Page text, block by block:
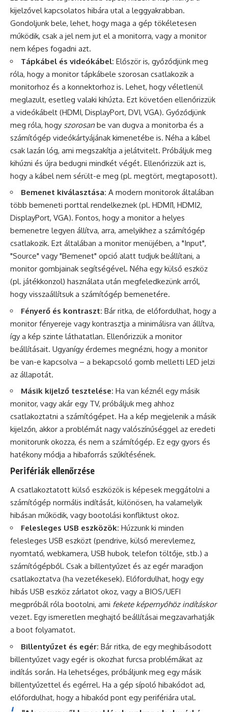
kijelzővel kapcsolatos hibára utal a leggyakrabban.
Gondoljunk bele, lehet, hogy maga a gép tökéletesen
működik, csak a jel nem jut el a monitorra, vagy a monitor
nem képes fogadni azt.
Tápkábel és videókábel: Először is, győződjünk meg
róla, hogy a monitor tápkábele szorosan csatlakozik a
monitorhoz és a konnektorhoz is. Lehet, hogy véletlenül
meglazult, esetleg valaki kihúzta. Ezt követően ellenőrizzük
a videókábelt (HDMI, DisplayPort, DVI, VGA). Győződjünk
meg róla, hogy szorosan be van dugva a monitorba és a
számítógép videókártyájának kimenetébe is. Néha a kábel
csak lazán lóg, ami megszakítja a jelátvitelt. Próbáljuk meg
kihúzni és újra bedugni mindkét végét. Ellenőrizzük azt is,
hogy a kábel nem sérült-e meg (pl. megtört, megtaposott).
Bemenet kiválasztása: A modern monitorok általában
több bemeneti porttal rendelkeznek (pl. HDMI1, HDMI2,
DisplayPort, VGA). Fontos, hogy a monitor a helyes
bemenetre legyen állítva, arra, amelyikhez a számítógép
csatlakozik. Ezt általában a monitor menüjében, a "Input",
"Source" vagy "Bemenet" opció alatt tudjuk beállítani, a
monitor gombjainak segítségével. Néha egy külső eszköz
(pl. játékkonzol) használata után megfeledkezünk arról,
hogy visszaállítsuk a számítógép bemenetére.
Fényerő és kontraszt: Bár ritka, de előfordulhat, hogy a
monitor fényereje vagy kontrasztja a minimálisra van állítva,
így a kép szinte láthatatlan. Ellenőrizzük a monitor
beállításait. Ugyanígy érdemes megnézni, hogy a monitor
be van-e kapcsolva – a bekapcsoló gomb melletti LED jelzi
az állapotát.
Másik kijelző tesztelése: Ha van kéznél egy másik
monitor, vagy akár egy TV, próbáljuk meg ahhoz
csatlakoztatni a számítógépet. Ha a kép megjelenik a másik
kijelzőn, akkor a problémát nagy valószínűséggel az eredeti
monitorunk okozza, és nem a számítógép. Ez egy gyors és
hatékony módja a hibaforrás szűkítésének.
Perifériák ellenőrzése
A csatlakoztatott külső eszközök is képesek meggátolni a
számítógép normális indítását, különösen, ha valamelyik
hibásan működik, vagy bootolási konfliktust okoz.
Felesleges USB eszközök: Húzzunk ki minden
felesleges USB eszközt (pendrive, külső merevlemez,
nyomtató, webkamera, USB hubok, telefon töltője, stb.) a
számítógépből. Csak a billentyűzet és az egér maradjon
csatlakoztatva (ha vezetékesek). Előfordulhat, hogy egy
hibás USB eszköz zárlatot okoz, vagy a BIOS/UEFI
megpróbál róla bootolni, ami fekete képernyőhöz indításkor
vezet. Egy ismeretlen meghajtó beállításai megzavarhatják
a boot folyamatot.
Billentyűzet és egér: Bár ritka, de egy meghibásodott
billentyűzet vagy egér is okozhat furcsa problémákat az
indítás során. Ha lehetséges, próbáljunk meg egy másik
billentyűzettel és egérrel. Ha a gép sípoló hibakódot ad,
előfordulhat, hogy a hibakód pont egy perifériára utal.